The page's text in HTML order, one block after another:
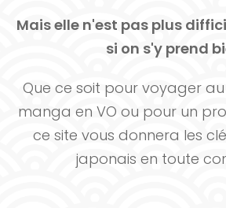
Mais elle n'est pas plus
si on s'y prend
Que ce soit pour voyager
manga en VO ou pour un
ce site vous donnera les
japonais en toute